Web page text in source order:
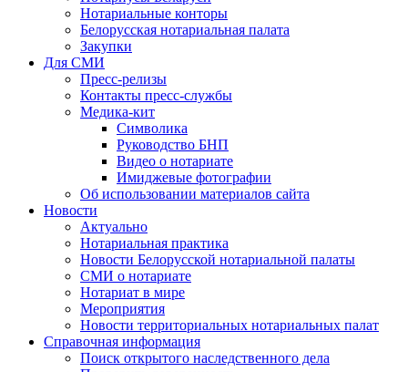
Нотариальные конторы
Белорусская нотариальная палата
Закупки
Для СМИ
Пресс-релизы
Контакты пресс-службы
Медика-кит
Символика
Руководство БНП
Видео о нотариате
Имиджевые фотографии
Об использовании материалов сайта
Новости
Актуально
Нотариальная практика
Новости Белорусской нотариальной палаты
СМИ о нотариате
Нотариат в мире
Мероприятия
Новости территориальных нотариальных палат
Справочная информация
Поиск открытого наследственного дела